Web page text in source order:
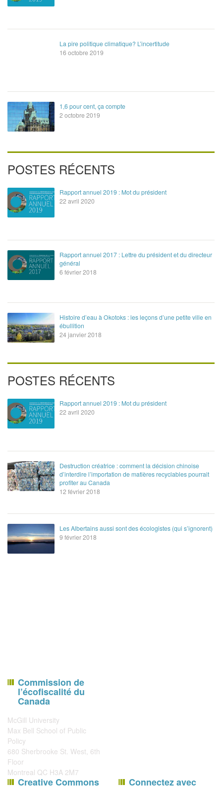
La pire politique climatique? L’incertitude
16 octobre 2019
1,6 pour cent, ça compte
2 octobre 2019
POSTES RÉCENTS
Rapport annuel 2019 : Mot du président
22 avril 2020
Rapport annuel 2017 : Lettre du président et du directeur
général
6 février 2018
Histoire d’eau à Okotoks : les leçons d’une petite ville en
ébullition
24 janvier 2018
POSTES RÉCENTS
Rapport annuel 2019 : Mot du président
22 avril 2020
Destruction créatrice : comment la décision chinoise
d’interdire l’importation de matières recyclables pourrait
profiter au Canada
12 février 2018
Les Albertains aussi sont des écologistes (qui s’ignorent)
9 février 2018
Commission de
l’écofiscalité du
Canada
McGill University
Max Bell School of Public
Policy
680 Sherbrooke St. West, 6th
Floor
Montreal QC H3A 2M7
Creative Commons Connectez avec